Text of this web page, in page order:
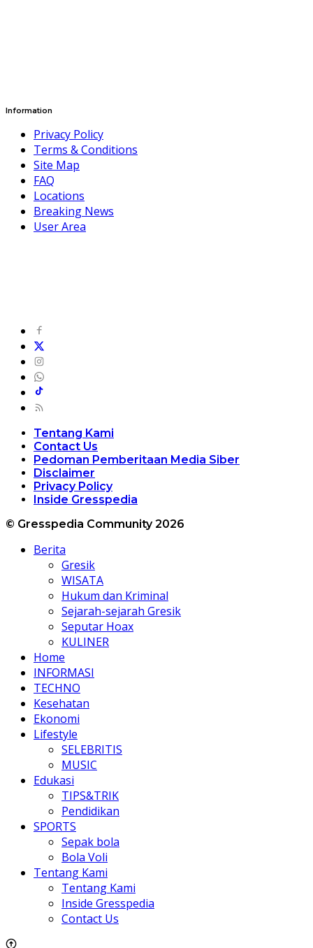
Information
Privacy Policy
Terms & Conditions
Site Map
FAQ
Locations
Breaking News
User Area
Tentang Kami
Contact Us
Pedoman Pemberitaan Media Siber
Disclaimer
Privacy Policy
Inside Gresspedia
© Gresspedia Community 2026
Berita
Gresik
WISATA
Hukum dan Kriminal
Sejarah-sejarah Gresik
Seputar Hoax
KULINER
Home
INFORMASI
TECHNO
Kesehatan
Ekonomi
Lifestyle
SELEBRITIS
MUSIC
Edukasi
TIPS&TRIK
Pendidikan
SPORTS
Sepak bola
Bola Voli
Tentang Kami
Tentang Kami
Inside Gresspedia
Contact Us